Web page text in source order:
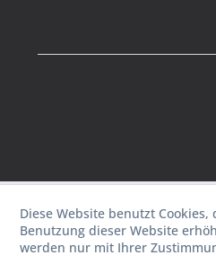
Diese Website benutzt
Benutzung dieser Website
werden nur mit Ihrer